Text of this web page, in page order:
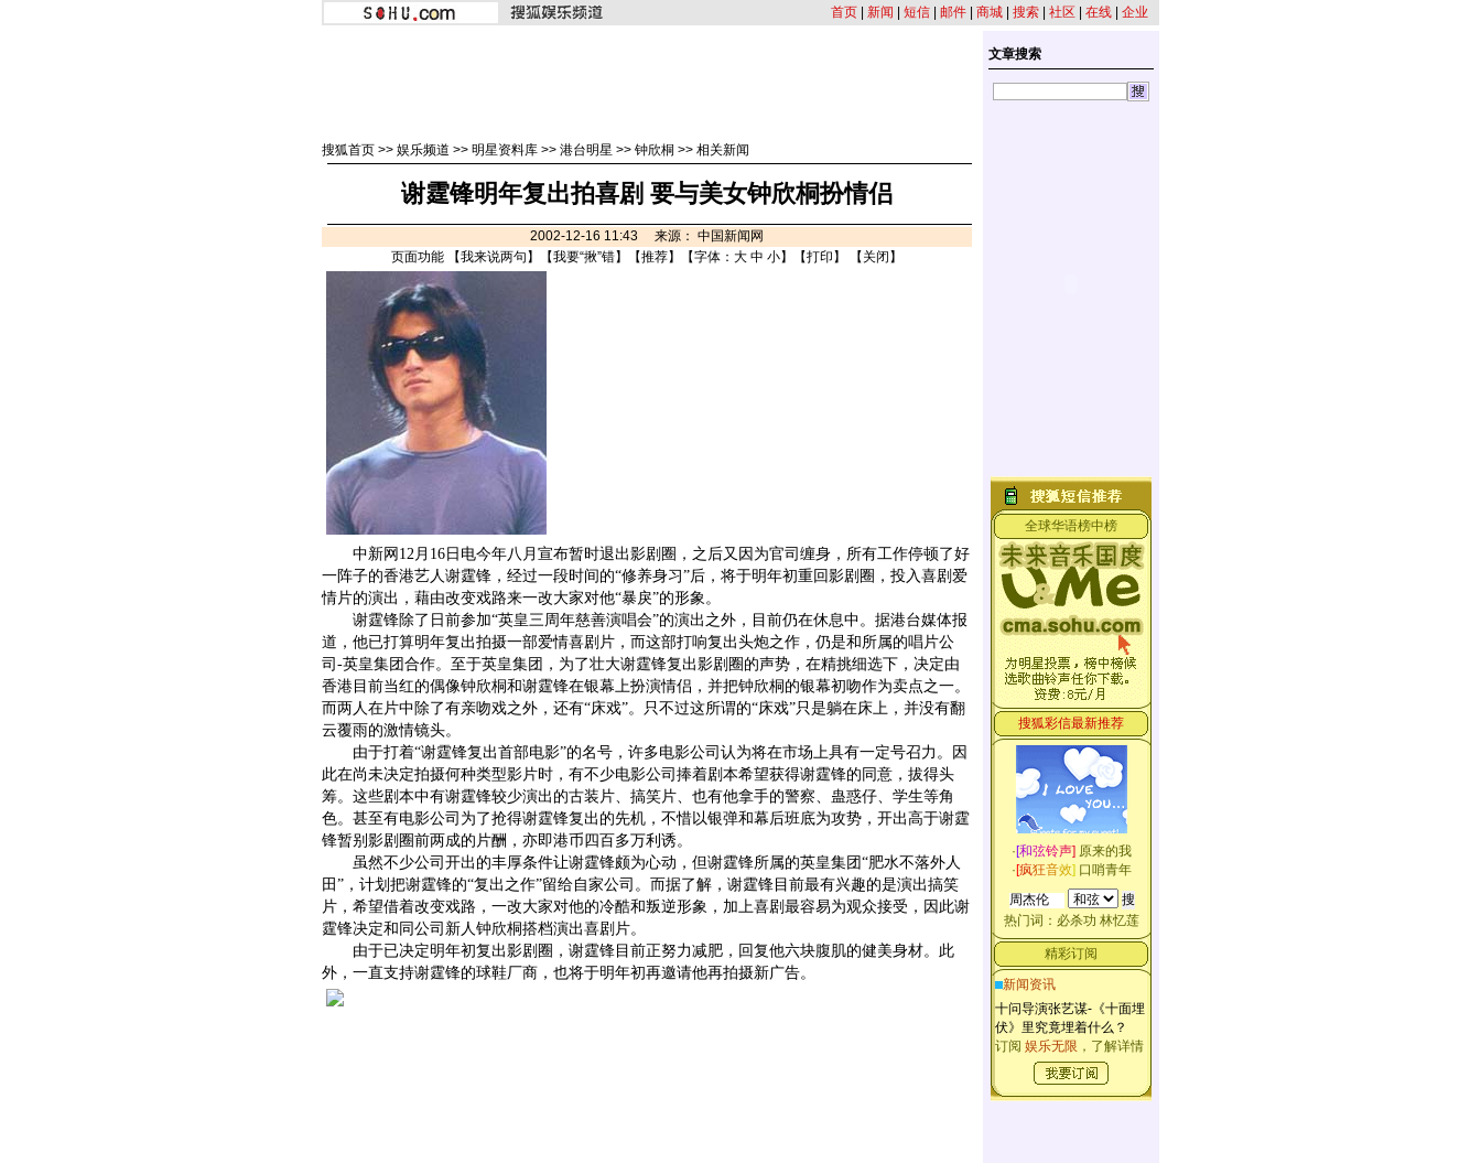
首页 新闻 短信 邮件 商城 搜索 社区 在线 企业
搜狐首页 >> 娱乐频道 >> 明星资料库 >> 港台明星 >> 钟欣桐 >> 相关新闻
谢霆锋明年复出拍喜剧 要与美女钟欣桐扮情侣
2002-12-16 11:43 来源： 中国新闻网
页面功能 【我来说两句 】【我要“揪”错】【推荐】【字体： 大 中 小】【打印 】 【 关闭 】
中新网12月16日电今年八月宣布暂时退出影剧圈，之后又因为官司缠身，所有工作停顿了好
一阵子的香港艺人谢霆锋，经过一段时间的“修养身习”后，将于明年初重回影剧圈，投入喜剧爱
情片的演出，藉由改变戏路来一改大家对他“暴戾”的形象。
谢霆锋除了日前参加“英皇三周年慈善演唱会”的演出之外，目前仍在休息中。据港台媒体报
道，他已打算明年复出拍摄一部爱情喜剧片，而这部打响复出头炮之作，仍是和所属的唱片公
司-英皇集团合作。至于英皇集团，为了壮大谢霆锋复出影剧圈的声势，在精挑细选下，决定由
香港目前当红的偶像钟欣桐和谢霆锋在银幕上扮演情侣，并把钟欣桐的银幕初吻作为卖点之一。
而两人在片中除了有亲吻戏之外，还有“床戏”。只不过这所谓的“床戏”只是躺在床上，并没有翻
云覆雨的激情镜头。
由于打着“谢霆锋复出首部电影”的名号，许多电影公司认为将在市场上具有一定号召力。因
此在尚未决定拍摄何种类型影片时，有不少电影公司捧着剧本希望获得谢霆锋的同意，拔得头
筹。这些剧本中有谢霆锋较少演出的古装片、搞笑片、也有他拿手的警察、蛊惑仔、学生等角
色。甚至有电影公司为了抢得谢霆锋复出的先机，不惜以银弹和幕后班底为攻势，开出高于谢霆
锋暂别影剧圈前两成的片酬，亦即港币四百多万利诱。
虽然不少公司开出的丰厚条件让谢霆锋颇为心动，但谢霆锋所属的英皇集团“肥水不落外人
田”，计划把谢霆锋的“复出之作”留给自家公司。而据了解，谢霆锋目前最有兴趣的是演出搞笑
片，希望借着改变戏路，一改大家对他的冷酷和叛逆形象，加上喜剧最容易为观众接受，因此谢
霆锋决定和同公司新人钟欣桐搭档演出喜剧片。
由于已决定明年初复出影剧圈，谢霆锋目前正努力减肥，回复他六块腹肌的健美身材。此
外，一直支持谢霆锋的球鞋厂商，也将于明年初再邀请他再拍摄新广告。
文章搜索
全球华语榜中榜
搜狐彩信最新推荐
·[和弦铃声] 原来的我
·[疯狂音效] 口哨青年
热门词： 必杀功 林忆莲
精彩订阅
新闻资讯
十问导演张艺谋-《十面埋
伏》里究竟埋着什么？
订阅 娱乐无限 ，了解详情